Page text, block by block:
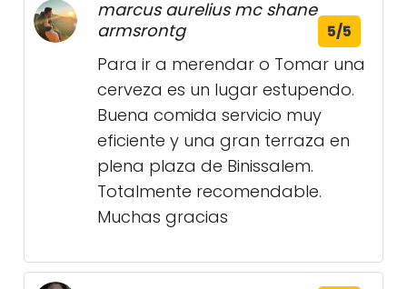
marcus aurelius mc shane
armsrontg
5/5
Para ir a merendar o Tomar una
cerveza es un lugar estupendo.
Buena comida servicio muy
eficiente y una gran terraza en
plena plaza de Binissalem.
Totalmente recomendable.
Muchas gracias